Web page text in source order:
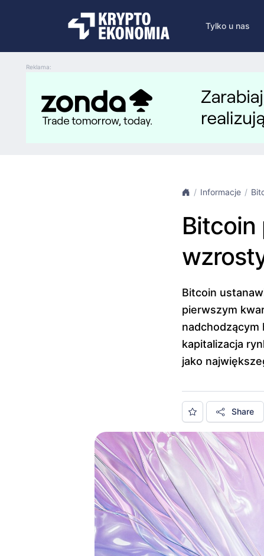
Tylko u nas
Reklama:
Informacje
Bitcoin
Bitcoin
pierwszym
nadchodzącym
kapitalizacja
jako
Share